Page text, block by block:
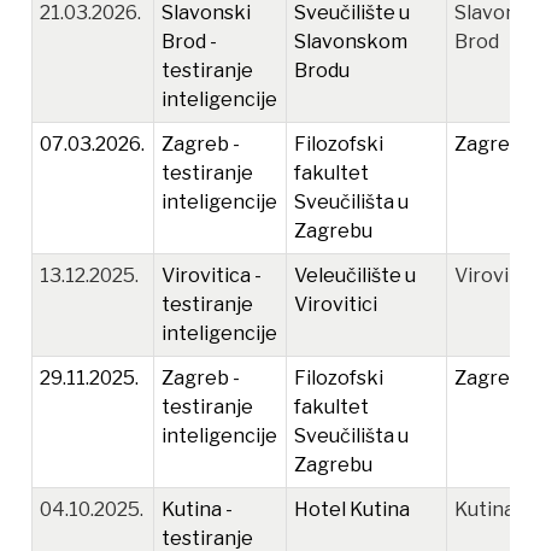
21.03.2026.
Slavonski
Brod -
testiranje
inteligencije
Sveučilište u
Slavonskom
Brodu
Brod
07.03.2026.
Zagreb -
testiranje
inteligencije
Filozofski
fakultet
Sveučilišta u
Zagrebu
Zagreb
13.12.2025.
Virovitica -
testiranje
inteligencije
Veleučilište u
Virovitici
29.11.2025.
Zagreb -
testiranje
inteligencije
Filozofski
fakultet
Sveučilišta u
Zagrebu
Zagreb
04.10.2025.
Kutina -
testiranje
Hotel Kutina Kutina